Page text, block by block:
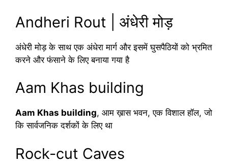
Andheri Rout | अंधेरी मोड़
अंधेरी मोड़ के साथ एक अंधेरा मार्ग और इसमें घुसपैठियों को भ्रमित
करने और फंसाने के लिए बनाया गया है
Aam Khas building
Aam Khas building, आम ख़ास भवन, एक विशाल हॉल, जो
कि सार्वजनिक दर्शकों के लिए था
Rock-cut Caves